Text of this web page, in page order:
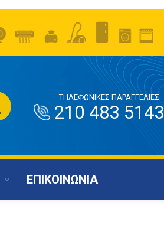
ΤΗΛΕΦΩΝΙΚΕΣ ΠΑΡΑΓΓΕΛΙΕΣ
210 483 5143
ΕΠΙΚΟΙΝΩΝΙΑ